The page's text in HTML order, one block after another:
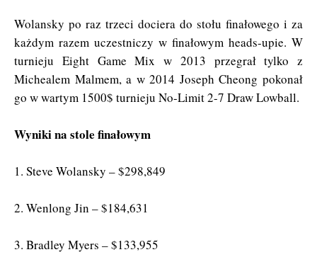
Wolansky po raz trzeci dociera do stołu finałowego i za
każdym razem uczestniczy w finałowym heads-upie. W
turnieju Eight Game Mix w 2013 przegrał tylko z
Michealem Malmem, a w 2014 Joseph Cheong pokonał
go w wartym 1500$ turnieju No-Limit 2-7 Draw Lowball.
Wyniki na stole finałowym
1. Steve Wolansky – $298,849
2. Wenlong Jin – $184,631
3. Bradley Myers – $133,955